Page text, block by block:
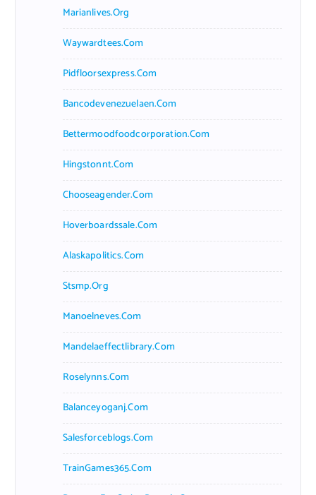
Marianlives.org
Waywardtees.com
Pidfloorsexpress.com
Bancodevenezuelaen.com
Bettermoodfoodcorporation.com
Hingstonnt.com
Chooseagender.com
Hoverboardssale.com
Alaskapolitics.com
Stsmp.org
Manoelneves.com
Mandelaeffectlibrary.com
Roselynns.com
Balanceyoganj.com
Salesforceblogs.com
TrainGames365.com